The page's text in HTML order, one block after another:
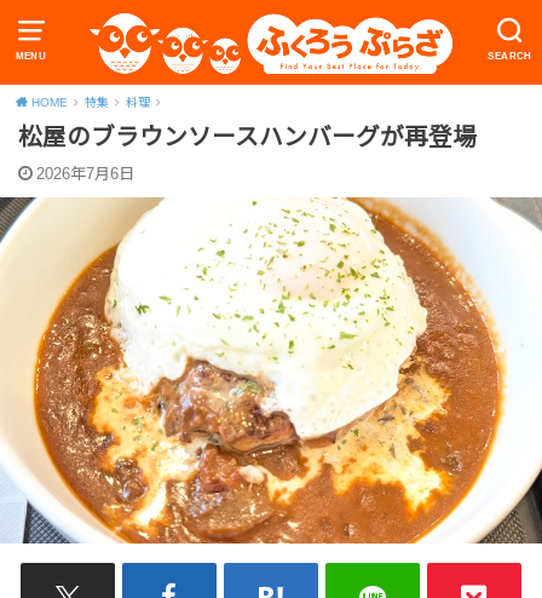
MENU SEARCH
HOME 特集 料理
松屋のブラウンソースハンバーグが再登場
2026年7月6日